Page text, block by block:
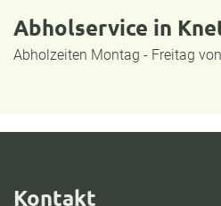
Abholservice in
Abholzeiten Montag - Freitag
Kontakt